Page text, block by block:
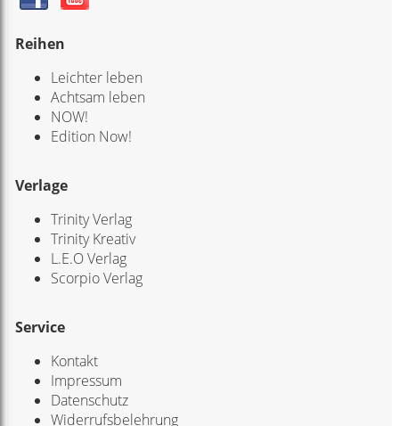
Reihen
Leichter leben
Achtsam leben
NOW!
Edition Now!
Verlage
Trinity Verlag
Trinity Kreativ
L.E.O Verlag
Scorpio Verlag
Service
Kontakt
Impressum
Datenschutz
Widerrufsbelehrung